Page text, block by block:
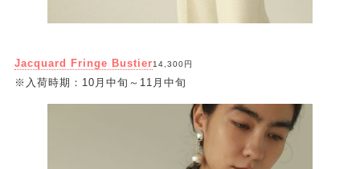
Jacquard Fringe Bustier14,300円
※入荷時期：10月中旬～11月中旬